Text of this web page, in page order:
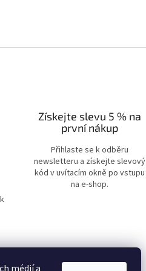
Získejte slevu 5 % na
první nákup
Přihlaste se k odběru
newsletteru a získejte slevový
kód v uvítacím okně po vstupu
na e-shop.